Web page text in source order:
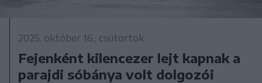
2025. október 16., csütörtök
Fejenként kilencezer lejt kapnak a
parajdi sóbánya volt dolgozói